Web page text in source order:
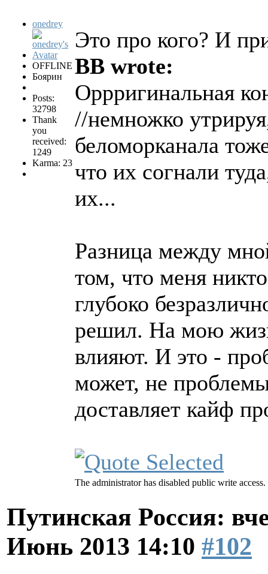
onedrey
OFFLINE
Боярин
Posts:
32798
Thank
you
received:
1249
Karma: 23
Это про кого? И
BB wrote:
Оррригинальная
//немножко
беломорканала
что их согнали
их...
Разница между
том, что меня
глубоко
решил. На мою
влияют. И это -
может, не
доставляет кайф
The administrator has disabled public write access.
Путинская Россия:
Июнь 2013 14:10 #102